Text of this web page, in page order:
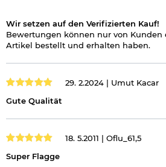
Wir setzen auf den Verifizierten Kauf!
Bewertungen können nur von Kunden
Artikel bestellt und erhalten haben.
29. 2.2024 | Umut Kacar
Gute Qualität
18. 5.2011 | Oflu_61,5
Super Flagge